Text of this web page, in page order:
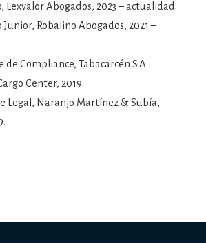
Lexvalor Abogados, 2023 – actualidad.
Junior, Robalino Abogados, 2021 –
de Compliance, Tabacarcén S.A.
Center, 2019.
Legal, Naranjo Martínez & Subía,